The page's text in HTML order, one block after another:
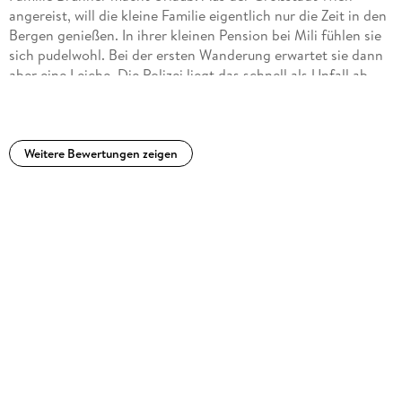
angereist, will die kleine Familie eigentlich nur die Zeit in den
Bergen genießen. In ihrer kleinen Pension bei Mili fühlen sie
sich pudelwohl. Bei der ersten Wanderung erwartet sie dann
aber eine Leiche. Die Polizei liegt das schnell als Unfall ab,
Schöne Landschaften, lustige und liebevolle Charaktere
Weitere Bewertungen zeigen